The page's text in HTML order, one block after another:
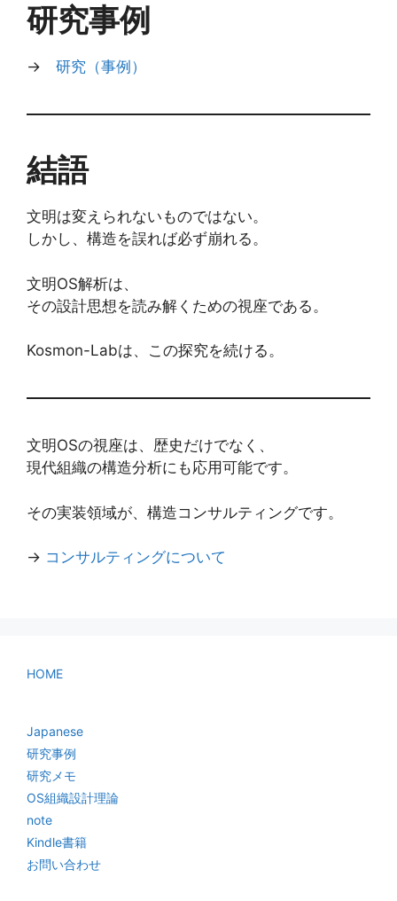
研究事例
→ 研究（事例）
結語
文明は変えられないものではない。
しかし、構造を誤れば必ず崩れる。
文明OS解析は、
その設計思想を読み解くための視座である。
Kosmon-Labは、この探究を続ける。
文明OSの視座は、歴史だけでなく、
現代組織の構造分析にも応用可能です。
その実装領域が、構造コンサルティングです。
→ コンサルティングについて
HOME
Japanese
研究事例
研究メモ
OS組織設計理論
note
Kindle書籍
お問い合わせ